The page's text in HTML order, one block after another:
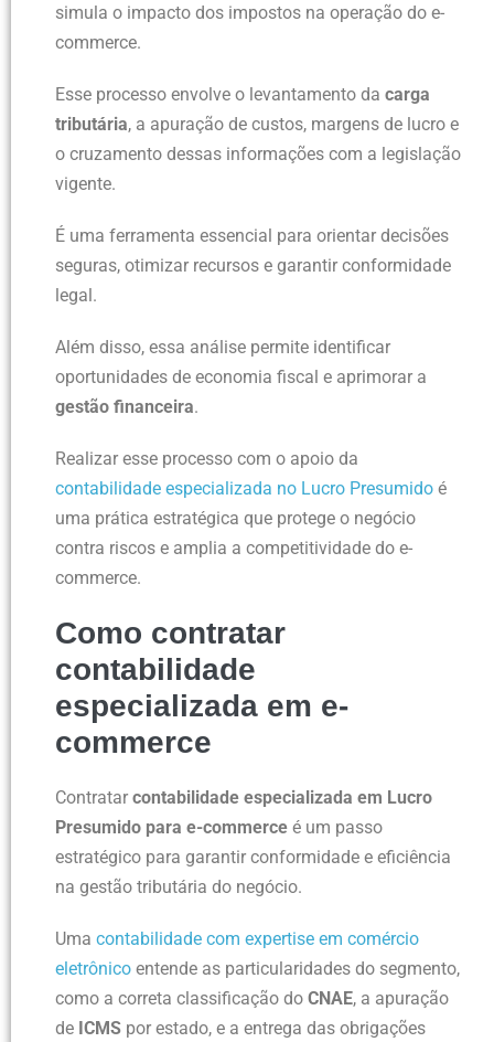
simula o impacto dos impostos na operação do e-
commerce.
Esse processo envolve o levantamento da carga
tributária, a apuração de custos, margens de lucro e
o cruzamento dessas informações com a legislação
vigente.
É uma ferramenta essencial para orientar decisões
seguras, otimizar recursos e garantir conformidade
legal.
Além disso, essa análise permite identificar
oportunidades de economia fiscal e aprimorar a
gestão financeira.
Realizar esse processo com o apoio da
contabilidade especializada no Lucro Presumido é
uma prática estratégica que protege o negócio
contra riscos e amplia a competitividade do e-
commerce.
Como contratar
contabilidade
especializada em e-
commerce
Contratar contabilidade especializada em Lucro
Presumido para e-commerce é um passo
estratégico para garantir conformidade e eficiência
na gestão tributária do negócio.
Uma contabilidade com expertise em comércio
eletrônico entende as particularidades do segmento,
como a correta classificação do CNAE, a apuração
de ICMS por estado, e a entrega das obrigações